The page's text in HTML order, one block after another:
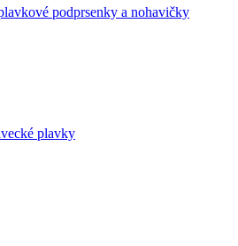
podprsenky a nohavičky
plavky